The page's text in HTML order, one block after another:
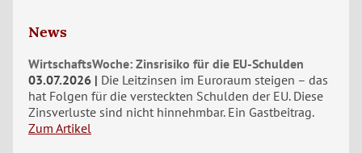
News
WirtschaftsWoche: Zinsrisiko für die EU-Schulden
03.07.2026
Die Leitzinsen im Euroraum steigen – das
hat Folgen für die versteckten Schulden der EU. Diese
Zinsverluste sind nicht hinnehmbar. Ein Gastbeitrag.
Zum Artikel